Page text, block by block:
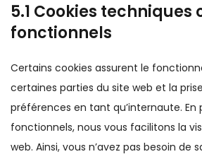
5.1 Cookies techniques
fonctionnels
Certains cookies assurent le
certaines parties du site web et la
préférences en tant qu’internaute. En
fonctionnels, nous vous facilitons la
web. Ainsi, vous n’avez pas besoin de